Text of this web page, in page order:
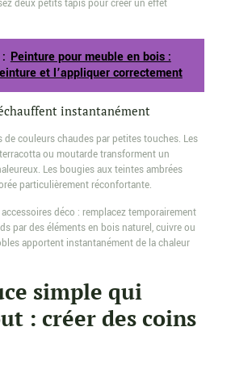
deux petits tapis pour créer un effet
Peinture pour meuble en bois :
et l’appliquer correctement
instantanément
couleurs chaudes par petites touches. Les
ou moutarde transforment un
Les bougies aux teintes ambrées
particulièrement réconfortante.
déco : remplacez temporairement
par des éléments en bois naturel, cuivre ou
apportent instantanément de la chaleur
simple qui
: créer des coins